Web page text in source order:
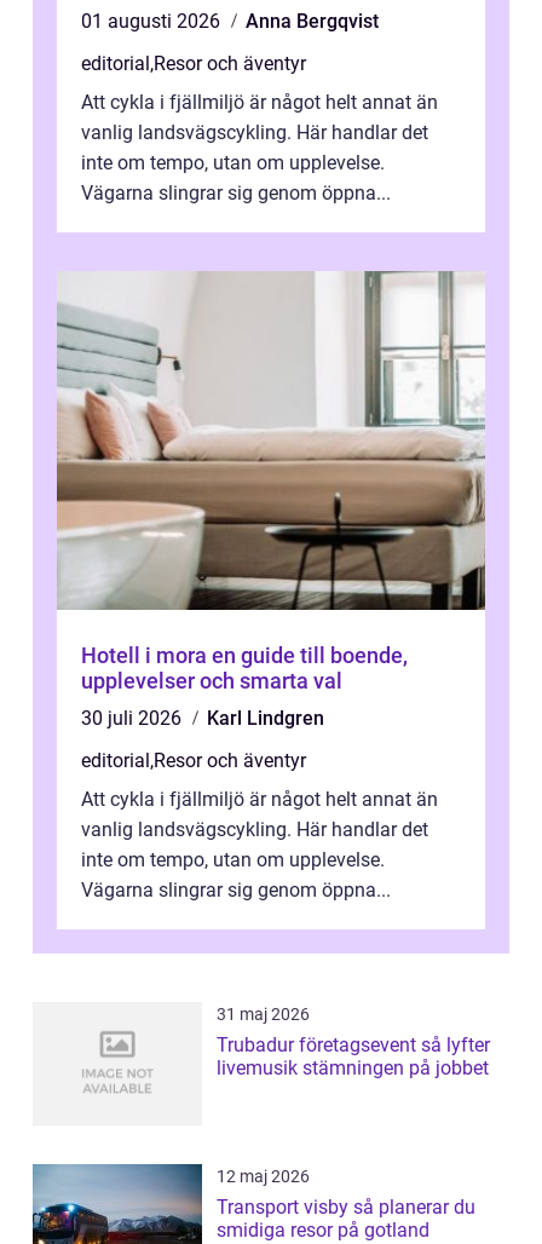
01 augusti 2026
Anna Bergqvist
editorial,Resor och äventyr
Att cykla i fjällmiljö är något helt annat än
vanlig landsvägscykling. Här handlar det
inte om tempo, utan om upplevelse.
Vägarna slingrar sig genom öppna...
Hotell i mora en guide till boende,
upplevelser och smarta val
30 juli 2026
Karl Lindgren
editorial,Resor och äventyr
Att cykla i fjällmiljö är något helt annat än
vanlig landsvägscykling. Här handlar det
inte om tempo, utan om upplevelse.
Vägarna slingrar sig genom öppna...
31 maj 2026
Trubadur företagsevent så lyfter
livemusik stämningen på jobbet
12 maj 2026
Transport visby så planerar du
smidiga resor på gotland